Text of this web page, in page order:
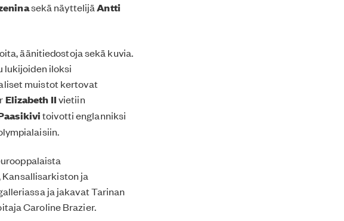
sekä näyttelijäAntti
äänitiedostoja sekä kuvia.
lukijoiden iloksi
muistot kertovat
Elizabeth IIvietiin
toivotti englanniksi
ja
ja jakavat Tarinan
Caroline Brazier.